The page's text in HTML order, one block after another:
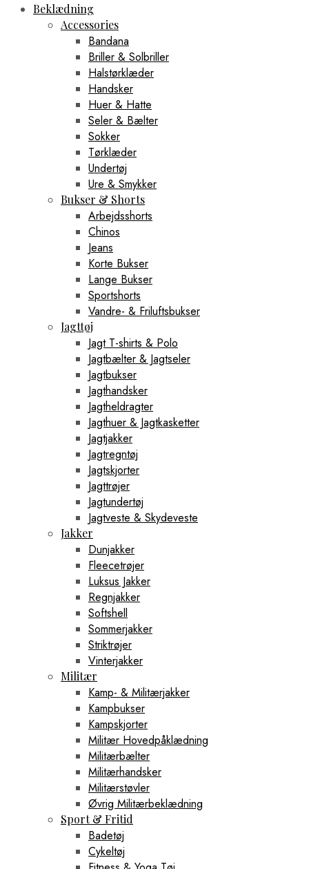
Beklædning
Accessories
Bandana
Briller & Solbriller
Halstørklæder
Handsker
Huer & Hatte
Seler & Bælter
Sokker
Tørklæder
Undertøj
Ure & Smykker
Bukser & Shorts
Arbejdsshorts
Chinos
Jeans
Korte Bukser
Lange Bukser
Sportshorts
Vandre- & Friluftsbukser
Jagttøj
Jagt T-shirts & Polo
Jagtbælter & Jagtseler
Jagtbukser
Jagthandsker
Jagtheldragter
Jagthuer & Jagtkasketter
Jagtjakker
Jagtregntøj
Jagtskjorter
Jagttrøjer
Jagtundertøj
Jagtveste & Skydeveste
Jakker
Dunjakker
Fleecetrøjer
Luksus Jakker
Regnjakker
Softshell
Sommerjakker
Striktrøjer
Vinterjakker
Militær
Kamp- & Militærjakker
Kampbukser
Kampskjorter
Militær Hovedpåklædning
Militærbælter
Militærhandsker
Militærstøvler
Øvrig Militærbeklædning
Sport & Fritid
Badetøj
Cykeltøj